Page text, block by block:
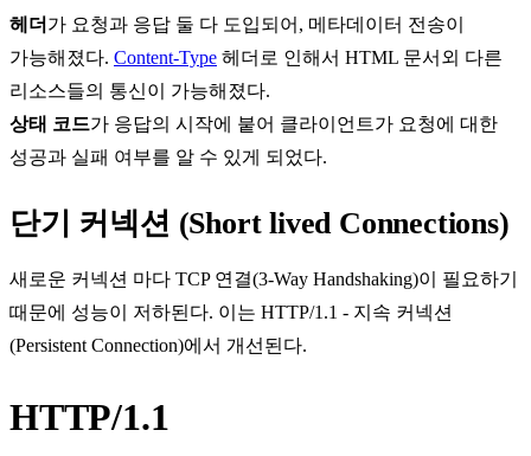
헤더 가 요청과 응답 둘 다 도입되어, 메타데이터 전송이
가능해졌다. Content-Type 헤더로 인해서 HTML 문서외 다른
리소스들의 통신이 가능해졌다.
상태 코드가 응답의 시작에 붙어 클라이언트가 요청에 대한
성공과 실패 여부를 알 수 있게 되었다.
단기 커넥션 (Short lived Connections)
새로운 커넥션 마다 TCP 연결(3-Way Handshaking)이 필요하기
때문에 성능이 저하된다. 이는 HTTP/1.1 - 지속 커넥션
(Persistent Connection)에서 개선된다.
HTTP/1.1